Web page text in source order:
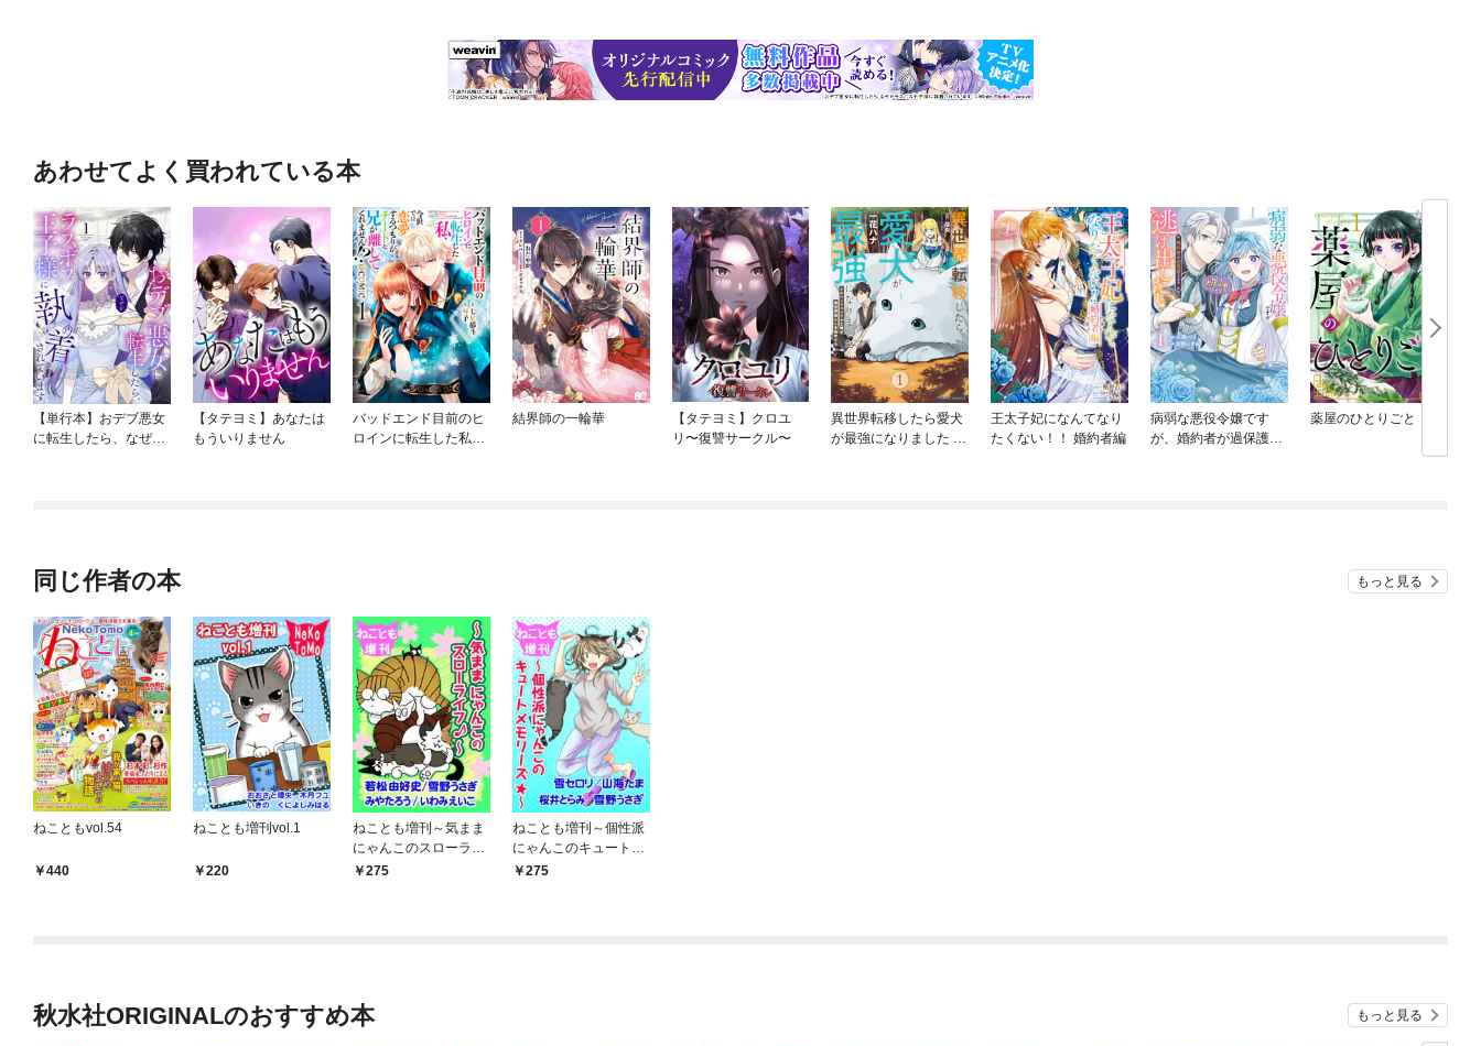
あわせてよく買われている本
【単行本】おデブ悪女
に転生したら、なぜか
【タテヨミ】あなたは
もういりません
バッドエンド目前のヒ
ロインに転生した私、
結界師の一輪華
【タテヨミ】クロユ
リ〜復讐サークル〜
異世界転移したら愛犬
が最強になりました ～
王太子妃になんてなり
たくない！！ 婚約者編
病弱な悪役令嬢です
が、婚約者が過保護す
薬屋のひとりごと
同じ作者の本 もっと見る
ねこともvol.54
440
ねことも増刊vol.1
220
ねことも増刊～気まま
にゃんこのスローライ
フ♪～
275
ねことも増刊～個性派
にゃんこのキュートメ
モリーズ★～
275
秋水社ORIGINALのおすすめ本 もっと見る